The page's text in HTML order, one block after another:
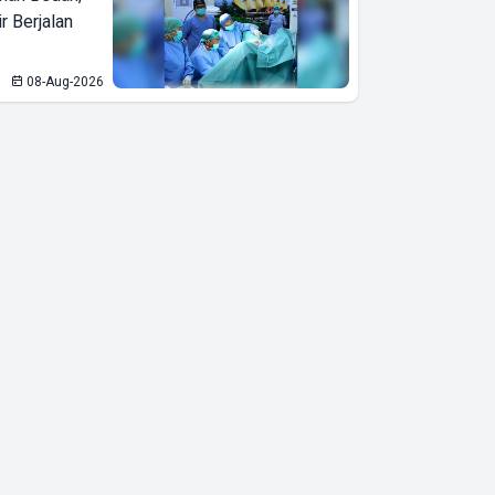
Inovasi dan
Gotong Royong
Desa Helau di
Suak Sidomulyo
Berjalan
08-Aug-2026